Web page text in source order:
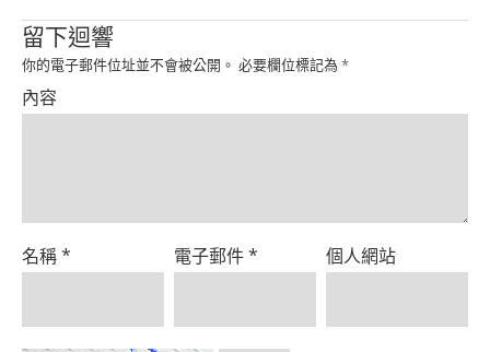
留下迴響
你的電子郵件位址並不會被公開。 必要欄位標記為 *
內容
名稱* 電子郵件* 個人網站